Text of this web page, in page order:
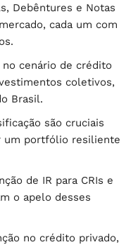
Debêntures e Notas
cada um com
cenário de crédito
coletivos,
Brasil.
são cruciais
um portfólio resiliente
de IR para CRIs e
o apelo desses
no crédito privado,